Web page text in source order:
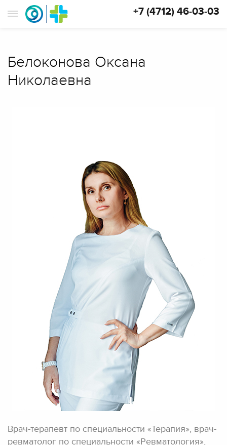
+7 (4712) 46-03-03
Белоконова Оксана
Николаевна
Врач-терапевт по специальности «Терапия», врач-
ревматолог по специальности «Ревматология»,